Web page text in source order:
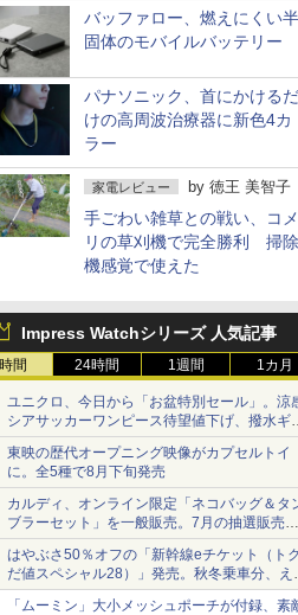
バッファロー、燃えにくい半
固体のモバイルバッテリー
パナソニック、首にかけるだ
けの高周波治療器に新色4カ
ラー
家電レビュー by 徳王 美智子
手ごわい雑草との戦い、コメ
リの草刈機で完全勝利 掃除
機感覚で使えた
Impress Watchシリーズ 人気記事
間 24時間 1週間 1カ月
ユニクロ、今日から「お盆特別セール」。涼
シアサッカーワンピース待望値下げ、撥水ギ
ショーツは1990円に
東映の歴代オープニング映像がカプセルトイ
に。全5種で8月下旬発売
カルディ、オンライン限定「ネコバッグ＆タ
ブラーセット」を一般販売。7月の抽選販売の
当選無効分
はやぶさ50％オフの「新幹線eチケット（トク
だ値スペシャル28）」発売。秋冬乗車分、え
ねっと限定
「ムーミン」大小メッシュポーチが付録、素